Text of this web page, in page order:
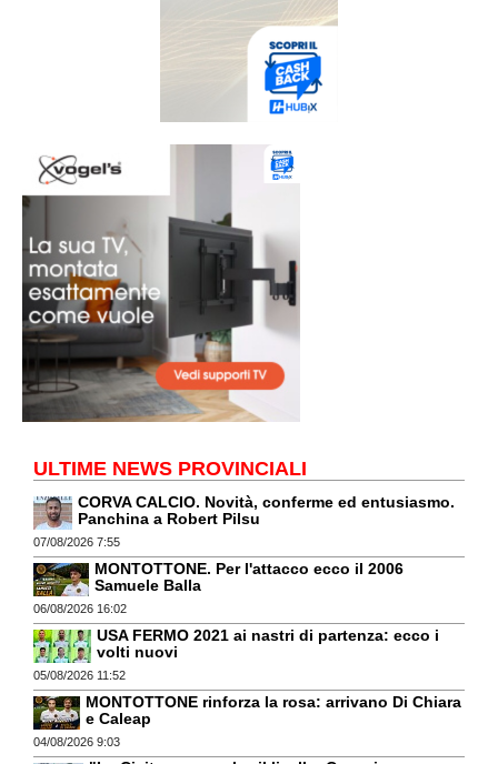
ULTIME NEWS PROVINCIALI
CORVA CALCIO. Novità, conferme ed entusiasmo.
Panchina a Robert Pilsu
07/08/2026 7:55
MONTOTTONE. Per l'attacco ecco il 2006
Samuele Balla
06/08/2026 16:02
USA FERMO 2021 ai nastri di partenza: ecco i
volti nuovi
05/08/2026 11:52
MONTOTTONE rinforza la rosa: arrivano Di Chiara
e Caleap
04/08/2026 9:03